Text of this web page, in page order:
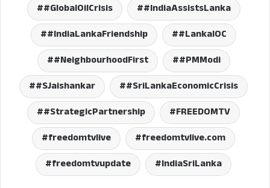
#GlobalOilCrisis
#IndiaAssistsLanka
#IndiaLankaFriendship
#LankaIOC
#NeighbourhoodFirst
#PMModi
#SJaishankar
#SriLankaEconomicCrisis
#StrategicPartnership
FREEDOMTV
freedomtvlive
freedomtvlive.com
freedomtvupdate
IndiaSriLanka